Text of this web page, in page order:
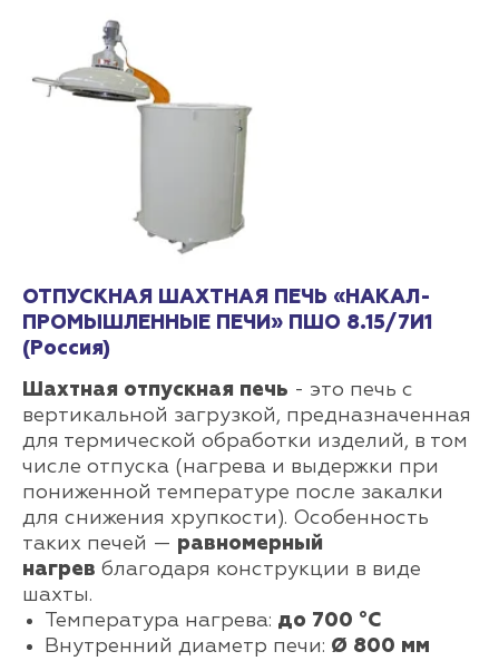
ОТПУСКНАЯ ШАХТНАЯ ПЕЧЬ «НАКАЛ-
ПРОМЫШЛЕННЫЕ ПЕЧИ» ПШО 8.15/7И1
(Россия)
Шахтная отпускная печь - это печь с
вертикальной загрузкой, предназначенная
для термической обработки изделий, в том
числе отпуска (нагрева и выдержки при
пониженной температуре после закалки
для снижения хрупкости). Особенность
таких печей — равномерный
нагрев благодаря конструкции в виде
шахты.
Температура нагрева: до 700 °С
Внутренний диаметр печи: Ø 800 мм